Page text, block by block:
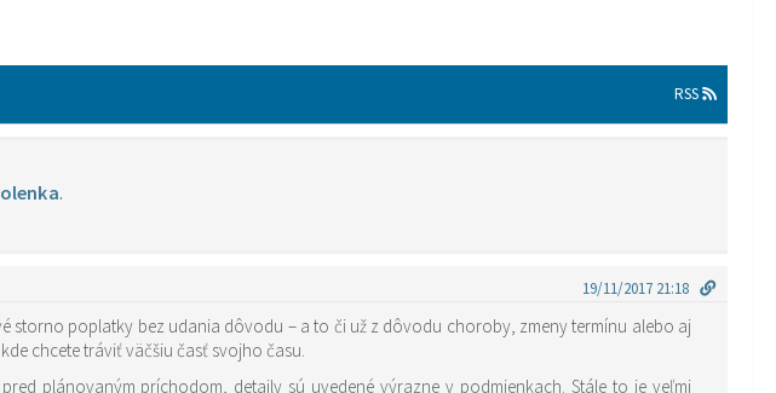
RSS
.
19/11/2017 21:18
storno poplatky bez udania dôvodu – a to či už z dôvodu choroby, zmeny termínu alebo aj
chcete tráviť väčšiu časť svojho času.
plánovaným príchodom, detaily sú uvedené výrazne v podmienkach. Stále to je veľmi